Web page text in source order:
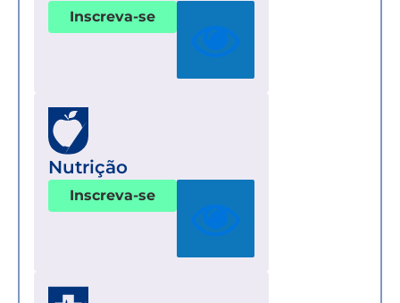
Inscreva-se
Nutrição
Inscreva-se